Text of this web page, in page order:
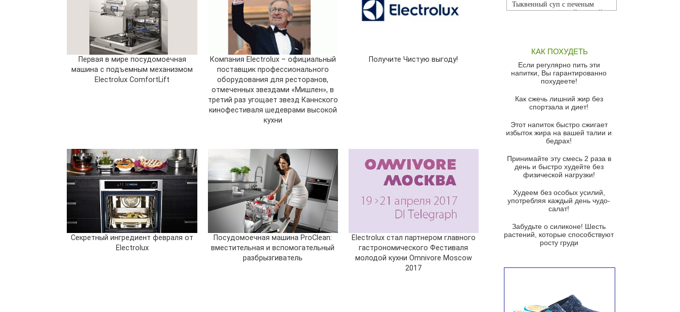
Первая в мире посудомоечная
машина с подъемным механизмом
Electrolux ComfortLift
Компания Electrolux – официальный
поставщик профессионального
оборудования для ресторанов,
отмеченных звездами «Мишлен», в
третий раз угощает звезд Каннского
кинофестиваля шедеврами высокой
кухни
Получите Чистую выгоду!
Секретный ингредиент февраля от
Electrolux
Посудомоечная машина ProClean:
вместительная и вспомогательный
разбрызгиватель
Electrolux стал партнером главного
гастрономического Фестиваля
молодой кухни Omnivore Moscow
2017
Тыквенный суп с печеным
чесноком и томатной сальсой
красного перца
Парижский луковый суп
Суп из спаржи и горошка с
Суп-крем из цветной капусты
Французский луковый суп
Суп из баклажанов с моцареллой
Грибной крем-суп с кростини с
козьим сыром
Суп мисо с зеленым луком и
тофу
из рукколы
Португальский чесночный суп с
Ирландский картофельный суп
КАК ПОХУДЕТЬ
Если регулярно пить эти
напитки, Вы гарантированно
похудеете!
Как сжечь лишний жир без
спортзала и диет!
Этот напиток быстро сжигает
избыток жира на вашей талии и
бедрах!
Принимайте эту смесь 2 раза в
день и быстро худейте без
физической нагрузки!
Худеем без особых усилий,
употребляя каждый день чудо-
салат!
Забудьте о силиконе! Шесть
растений, которые способствуют
росту груди